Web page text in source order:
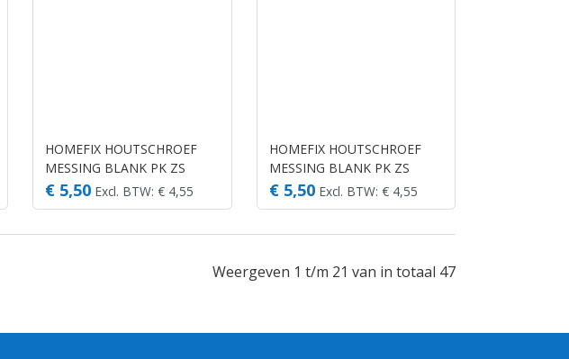
HOMEFIX HOUTSCHROEF
MESSING BLANK PK ZS
3.5X16 (30)
€ 5,50 Excl. BTW: € 4,55
HOMEFIX HOUTSCHROEF
MESSING BLANK PK ZS
3.5X20 (25)
€ 5,50 Excl. BTW: € 4,55
Weergeven 1 t/m 21 van in totaal 47